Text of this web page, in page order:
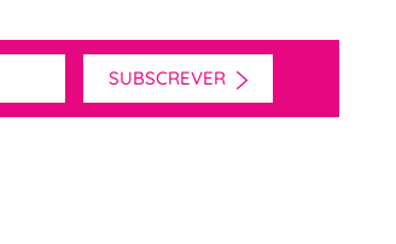
SUBSCREVER